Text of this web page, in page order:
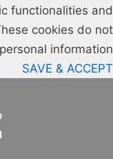
functionalities and
cookies do not
information.
SAVE & ACCEPT